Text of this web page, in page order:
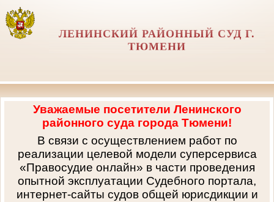
ЛЕНИНСКИЙ РАЙОННЫЙ СУД Г.
ТЮМЕНИ
Уважаемые посетители Ленинского
районного суда города Тюмени!
В связи с осуществлением работ по
реализации целевой модели суперсервиса
«Правосудие онлайн» в части проведения
опытной эксплуатации Судебного портала,
интернет-сайты судов общей юрисдикции и